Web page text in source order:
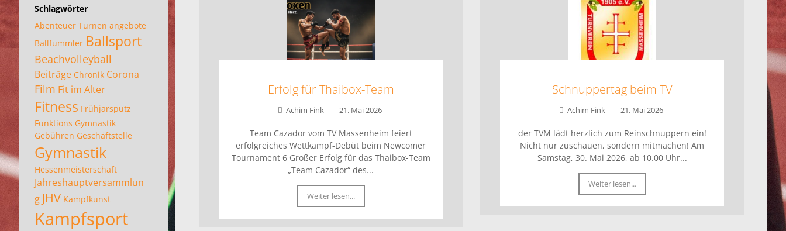
Erfolg für Thaibox-Team
Achim Fink – 21. Mai 2026
Team Cazador vom TV Massenheim feiert
erfolgreiches Wettkampf-Debüt beim Newcomer
Tournament 6 Großer Erfolg für das Thaibox-Team
„Team Cazador“ des...
Weiter lesen...
Schnuppertag beim TV
Achim Fink – 21. Mai 2026
der TVM lädt herzlich zum Reinschnuppern ein!
Nicht nur zuschauen, sondern mitmachen! Am
Samstag, 30. Mai 2026, ab 10.00 Uhr...
Weiter lesen...
Schlagwörter
Abenteuer Turnen angebote
Ballfummler Ballsport
Beachvolleyball
Beiträge Chronik Corona
Film Fit im Alter
Fitness Frühjarsputz
Funktions Gymnastik
Gebühren Geschäftstelle
Gymnastik
Hessenmeisterschaft
Jahreshauptversammlun
g JHV Kampfkunst
Kampfsport